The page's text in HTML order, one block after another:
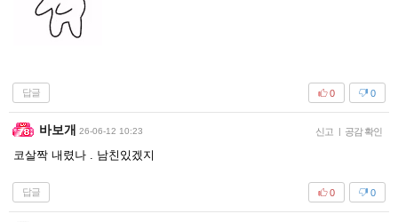
답글 0
0
바보개 26-06-12 10:23 신고 | 공감 확인
코살짝 내렸나 . 남친있겠지
답글 0
0